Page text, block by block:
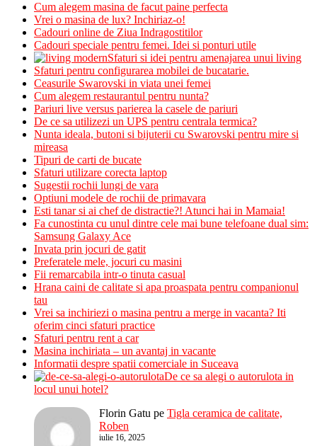
Cum alegem masina de facut paine perfecta
Vrei o masina de lux? Inchiriaz-o!
Cadouri online de Ziua Indragostitilor
Cadouri speciale pentru femei. Idei si ponturi utile
Sfaturi si idei pentru amenajarea unui living
Sfaturi pentru configurarea mobilei de bucatarie.
Ceasurile Swarovski in viata unei femei
Cum alegem restaurantul pentru nunta?
Pariuri live versus parierea la casele de pariuri
De ce sa utilizezi un UPS pentru centrala termica?
Nunta ideala, butoni si bijuterii cu Swarovski pentru mire si
mireasa
Tipuri de carti de bucate
Sfaturi utilizare corecta laptop
Sugestii rochii lungi de vara
Optiuni modele de rochii de primavara
Esti tanar si ai chef de distractie?! Atunci hai in Mamaia!
Fa cunostinta cu unul dintre cele mai bune telefoane dual sim:
Samsung Galaxy Ace
Invata prin jocuri de gatit
Preferatele mele, jocuri cu masini
Fii remarcabila intr-o tinuta casual
Hrana caini de calitate si apa proaspata pentru companionul
tau
Vrei sa inchiriezi o masina pentru a merge in vacanta? Iti
oferim cinci sfaturi practice
Sfaturi pentru rent a car
Masina inchiriata – un avantaj in vacante
Informatii despre spatii comerciale in Suceava
De ce sa alegi o autorulota in
locul unui hotel?
Florin Gatu pe Tigla ceramica de calitate,
Roben
iulie 16, 2025